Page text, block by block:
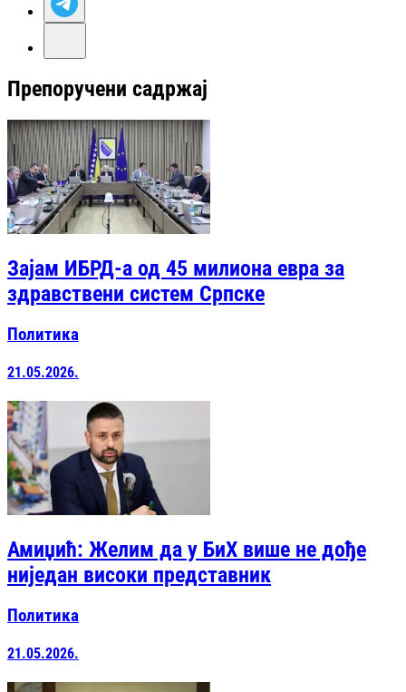
Препоручени садржај
Зајам ИБРД-а од 45 милиона евра за
здравствени систем Српске
Политика
21.05.2026.
Амиџић: Желим да у БиХ више не дође
ниједан високи представник
Политика
21.05.2026.